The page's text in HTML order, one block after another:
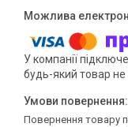
У компанії
будь-який товар
повернення товару